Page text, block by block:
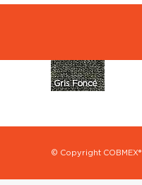
© Copyright COBMEX®